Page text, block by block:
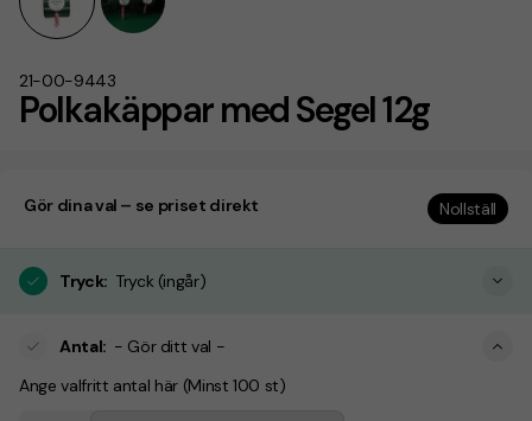
Polkakäppar med Segel 12g
21-00-9443
Gör dina val – se priset direkt Nollställ
Tryck: Tryck (ingår)
Antal: - Gör ditt val -
Ange valfritt antal här (Minst 100 st)